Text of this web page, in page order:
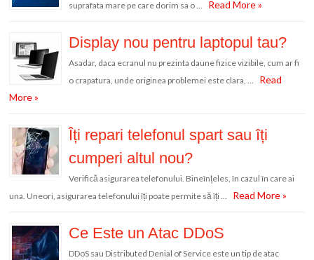
suprafata mare pe care dorim sa o …
Read More »
Display nou pentru laptopul tau?
Asadar, daca ecranul nu prezinta daune fizice vizibile, cum ar fi
o crapatura, unde originea problemei este clara, …
Read
More »
Îți repari telefonul spart sau îți
cumperi altul nou?
Verifică asigurarea telefonului. Bineînțeles, în cazul în care ai
una. Uneori, asigurarea telefonului îți poate permite să îți …
Read More »
Ce Este un Atac DDoS
DDoS sau Distributed Denial of Service este un tip de atac